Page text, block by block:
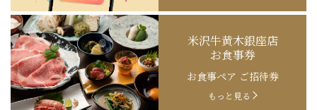
米沢牛黄木銀座店
お食事券
お食事ペア ご招待券
もっと見る